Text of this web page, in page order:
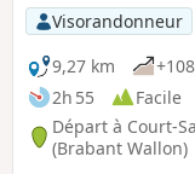
Visorandonneur
9,27 km
2h 55
Facile
Départ à Court-
(Brabant Wallon)